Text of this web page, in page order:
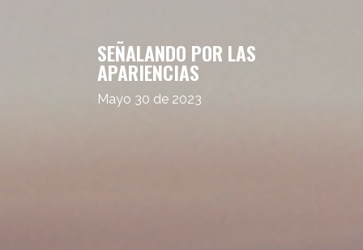
SEÑALANDO POR LAS
APARIENCIAS
Mayo 30 de 2023